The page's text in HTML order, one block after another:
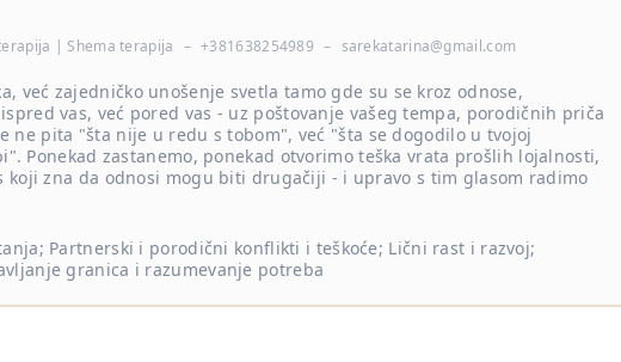
| Shema terapija – +381638254989 – sarekatarina@gmail.com
već zajedničko unošenje svetla tamo gde su se kroz odnose,
vas, već pored vas - uz poštovanje vašeg tempa, porodičnih priča
pita "šta nije u redu s tobom", već "šta se dogodilo u tvojoj
Ponekad zastanemo, ponekad otvorimo teška vrata prošlih lojalnosti,
koji zna da odnosi mogu biti drugačiji - i upravo s tim glasom radimo
Partnerski i porodični konflikti i teškoće; Lični rast i razvoj;
granica i razumevanje potreba